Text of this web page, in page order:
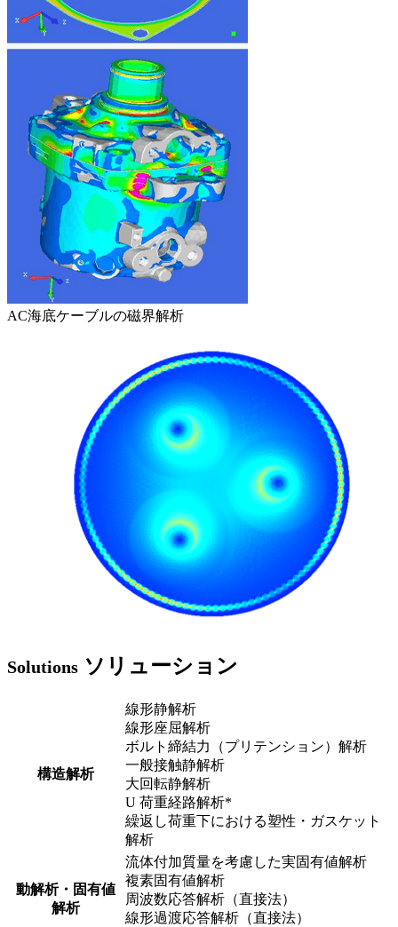
AC海底ケーブルの磁界解析
Solutions ソリューション
構造解析
線形静解析
線形座屈解析
ボルト締結力（プリテンション）解析
一般接触静解析
大回転静解析
U 荷重経路解析*
繰返し荷重下における塑性・ガスケット
解析
動解析・固有値
解析
流体付加質量を考慮した実固有値解析
複素固有値解析
周波数応答解析（直接法）
線形過渡応答解析（直接法）